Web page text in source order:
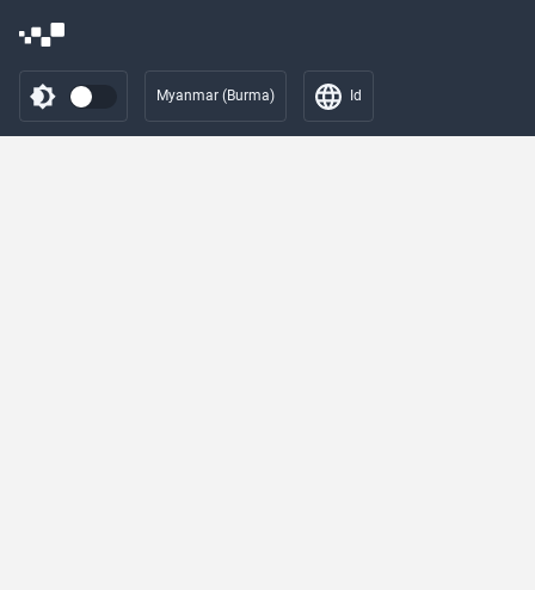
Myanmar (Burma) Id